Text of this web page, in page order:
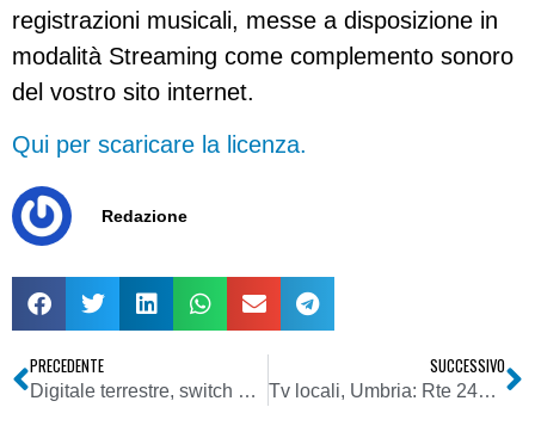
registrazioni musicali, messe a disposizione in
modalità Streaming come complemento sonoro
del vostro sito internet.
Qui per scaricare la licenza.
Redazione
PRECEDENTE
Digitale terrestre, switch off Alto Adige: completato il passaggio anche in Val Gardena e Val Badia
SUCCESSIVO
Tv locali, Umbria: Rte 24H venduta a Canale Italia